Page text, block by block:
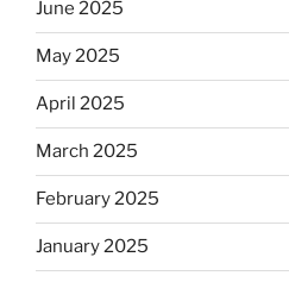
June 2025
May 2025
April 2025
March 2025
February 2025
January 2025